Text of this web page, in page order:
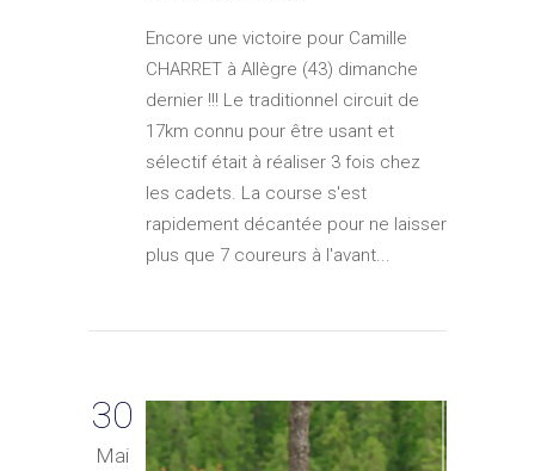
Encore une victoire pour Camille
CHARRET à Allègre (43) dimanche
dernier !!! Le traditionnel circuit de
17km connu pour être usant et
sélectif était à réaliser 3 fois chez
les cadets. La course s'est
rapidement décantée pour ne laisser
plus que 7 coureurs à l'avant...
30
Mai